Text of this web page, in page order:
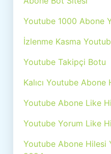
Youtube 1000 Abone
İzlenme Kasma
Youtube Takipçi Botu
Kalıcı Youtube Abone
Youtube Abone Like
Youtube Yorum Like
Youtube Abone Hilesi